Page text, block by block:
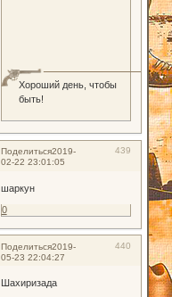
Хороший день, чтобы
быть!
Поделиться 439
2019-
02-22 23:01:05
шаркун
0
Поделиться 440
2019-
05-23 22:04:27
Шахиризада